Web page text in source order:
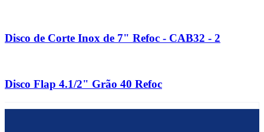
Disco de Corte Inox de 7" Refoc - CAB32 - 2
Disco Flap 4.1/2" Grão 40 Refoc